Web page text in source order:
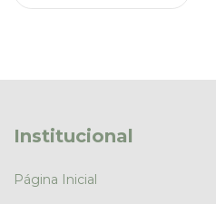
Institucional
Página Inicial